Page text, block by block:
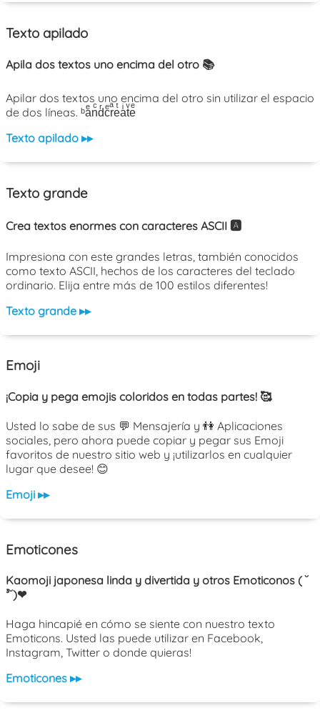
Texto apilado
Apila dos textos uno encima del otro 📚
Apilar dos textos uno encima del otro sin utilizar el espacio
de dos líneas. ᵇaͤnͨdͬcͤrͣeͭaͥtͮeͤ
Texto apilado ▸▸
Texto grande
Crea textos enormes con caracteres ASCII 🅰️
Impresiona con este grandes letras, también conocidos
como texto ASCII, hechos de los caracteres del teclado
ordinario. Elija entre más de 100 estilos diferentes!
Texto grande ▸▸
Emoji
¡Copia y pega emojis coloridos en todas partes! 🥰
Usted lo sabe de sus 💬 Mensajería y 👫 Aplicaciones
sociales, pero ahora puede copiar y pegar sus Emoji
favoritos de nuestro sitio web y ¡utilizarlos en cualquier
lugar que desee! 😊
Emoji ▸▸
Emoticones
Kaomoji japonesa linda y divertida y otros Emoticonos ( ˘
³˘)❤
Haga hincapié en cómo se siente con nuestro texto
Emoticons. Usted las puede utilizar en Facebook,
Instagram, Twitter o donde quieras!
Emoticones ▸▸